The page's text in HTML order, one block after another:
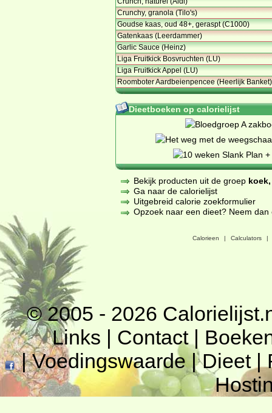
Crunchy, granola (Tilo's)
Goudse kaas, oud 48+, geraspt (C1000)
Gatenkaas (Leerdammer)
Garlic Sauce (Heinz)
Liga Fruitkick Bosvruchten (LU)
Liga Fruitkick Appel (LU)
Roomboter Aardbeienpencee (Heerlijk Banket)
Dieetboeken op calorielijst
Bekijk producten uit de groep
Ga naar de calorielijst
Uitgebreid calorie zoekformulier
Opzoek naar een dieet? Neem
Calorieen | Calculators |
© 2005 - 2026
Links | Contact|
|Voedingswaarde|Dieet|